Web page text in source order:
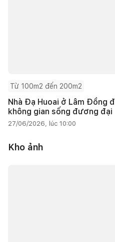
Từ 100m2 đến 200m2
Nhà Đạ Huoai ở Lâm Đồng
không gian sống đương đại
27/06/2026, lúc 10:00
Kho ảnh